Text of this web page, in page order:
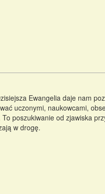
Ewangelia daje nam
uczonymi, naukowcami,
poszukiwanie od zjawiska
w drogę.